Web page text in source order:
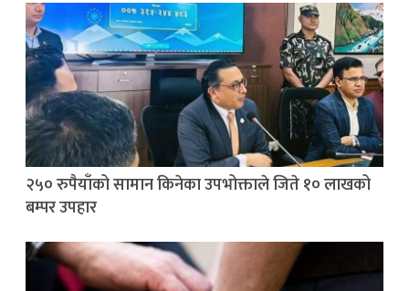
२५० रुपैयाँको सामान किनेका उपभोक्ताले जिते १० लाखको
बम्पर उपहार